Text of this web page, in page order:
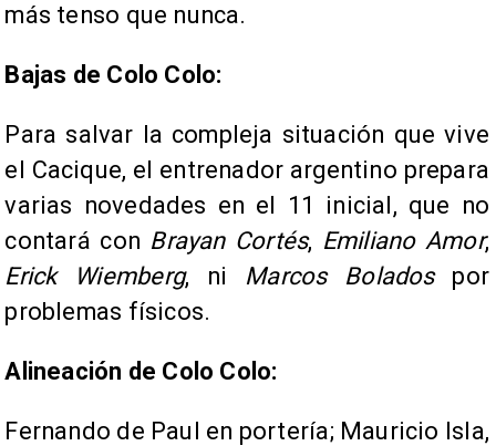
más tenso que nunca.
Bajas de Colo Colo:
Para salvar la compleja situación que vive
el Cacique, el entrenador argentino prepara
varias novedades en el 11 inicial, que no
contará con Brayan Cortés, Emiliano Amor,
Erick Wiemberg, ni Marcos Boladospor
problemas físicos.
Alineación de Colo Colo:
Fernando de Paul en portería; Mauricio Isla,